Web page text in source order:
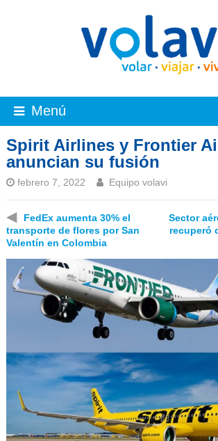
Menú
Spirit Airlines y Frontier
anuncian su fusión
febrero 7, 2022 Equipo volavi
◀
FedEx aumenta 30% el
transporte de flores por San
Valentín en Colombia
Sector
recuperó